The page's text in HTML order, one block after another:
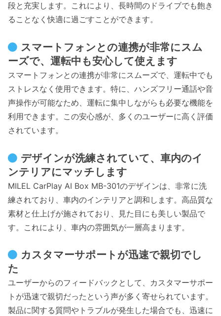
段と充実します。これにより、長時間のドライブでも飽き
ることなく快適に過ごすことができます。
スマートフォンとの連携が非常にスム
ーズで、運転中も安心して使えます
スマートフォンとの連携が非常にスムーズで、運転中でも
ストレスなく使用できます。特に、ハンズフリー通話や音
声操作が可能なため、運転に集中しながらも必要な機能を
利用できます。この安心感が、多くのユーザーに高く評価
されています。
デザインが洗練されていて、車内のイ
ンテリアにマッチします
MILEL CarPlay AI Box MB-301のデザインは、非常に洗
練されており、車内のインテリアと調和します。高品質な
素材と仕上げが施されており、見た目にも美しい製品で
す。これにより、車内の雰囲気が一層高まります。
カスタマーサポートが迅速で親切でし
た
ユーザーからのフィードバックとして、カスタマーサポー
トが迅速で親切だったという声が多く寄せられています。
製品に関する質問やトラブルが発生した場合でも、迅速に